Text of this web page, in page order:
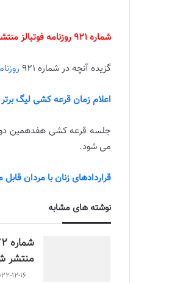
شماره 921 روزنامه فوتبالز منتشر شد
گزیده آنچه در شماره 921
اعلام زمان قرعه کشی لیگ
جلسه قرعه کشی هفدهمین
می شود.
قراردادهای زنان با مردان
نوشته های مشابه
منتشر
12-16